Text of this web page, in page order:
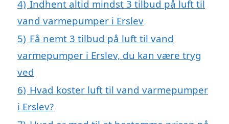
4) Indhent altid mindst 3 tilbud på luft til
vand varmepumper i Erslev
5) Få nemt 3 tilbud på luft til vand
varmepumper i Erslev, du kan være tryg
ved
6) Hvad koster luft til vand varmepumper
i Erslev?